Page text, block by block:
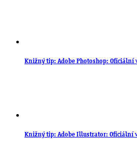
Knižný tip: Adobe Photoshop: Oficiální
Knižný tip: Adobe Illustrator: Oficiální